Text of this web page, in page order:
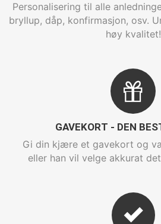
Personalisering til alle
bryllup, dåp, konfirmasjon, osv.
høy kvalitet!
GAVEKORT - DEN
Gi din kjære et gavekort og
eller han vil velge akkurat